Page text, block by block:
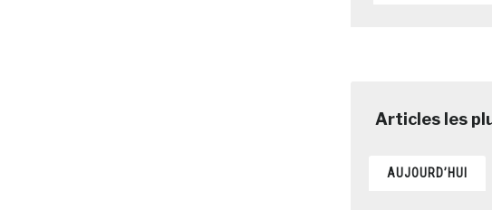
AUJOURD’HUI